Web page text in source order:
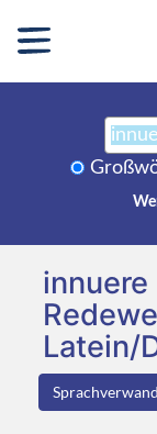
Latein/